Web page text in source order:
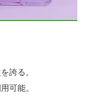
誇る。
可能。